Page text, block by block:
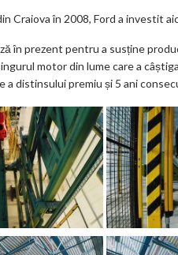
Craiova în 2008, Ford a investit
în prezent pentru a susține
motor din lume care a
distinsului premiu și 5 ani